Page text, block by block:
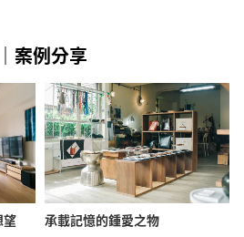
案例分享
望 承載記憶的鍾愛之物